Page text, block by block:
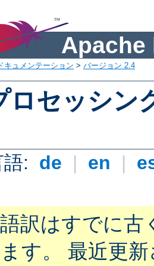
Apache
キュメンテーション > バージョン 2.4
ロセッシン
: de | en |
訳はすでに古
す。 最近更